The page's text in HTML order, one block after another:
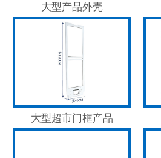
大型产品外壳
大型超市门框产品